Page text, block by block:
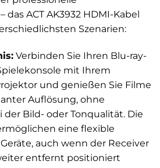
ACT AK3932 HDMI-Kabel
Szenarien:
Verbinden Sie Ihren Blu-ray-
mit Ihrem
und genießen Sie Filme
Auflösung, ohne
der Bild- oder Tonqualität. Die
eine flexible
auch wenn der Receiver
entfernt positioniert